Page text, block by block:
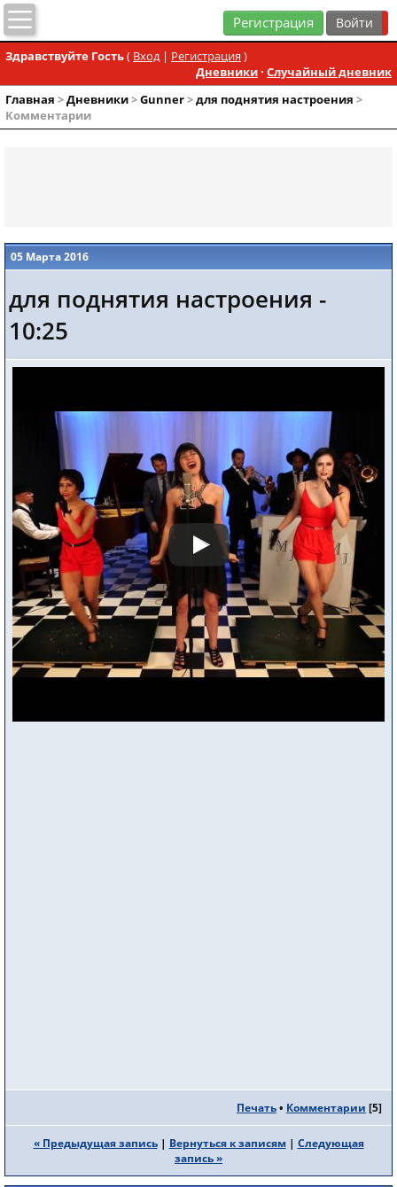
Регистрация
Здравствуйте Гость( Вход| Регистрация )
Дневники· Случайный дневник
Главная >Дневники>Gunner>для поднятия настроения >
Комментарии
05 Марта 2016
для поднятия настроения -
10:25
Печать• Комментарии [5]
« Предыдущая запись| Вернуться к записям| Следующая
запись »